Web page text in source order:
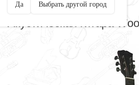
Да Выбрать другой город
АКУСТИЧЕСКИЕ
Акустическая гитара